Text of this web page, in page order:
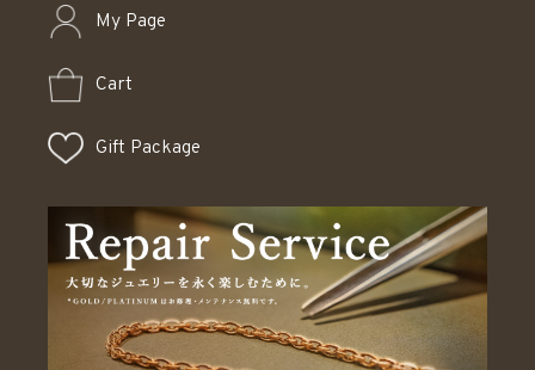
My Page
Cart
Gift Package